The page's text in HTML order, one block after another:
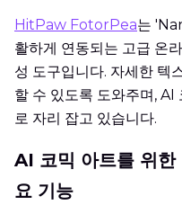
HitPaw FotorPea는
활하게 연동되는 고급 온
성 도구입니다. 자세한 텍
할 수 있도록 도와주며, AI
로 자리 잡고 있습니다.
AI 코믹 아트를 위
요 기능